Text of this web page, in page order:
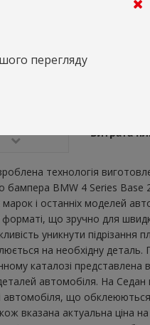
Тип кузову
Полка
Викрійка
Витрата
технологія
бампера BMW 4 Series
і останніх моделей
що зручно для
уникнути підрізання
на необхідну деталь.
каталозі представлена
автомобіля. На Седан
автомобіля, що
вказана актуальна ціна
перегляду